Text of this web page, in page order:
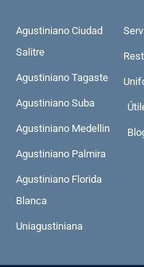
Agustiniano Ciudad
Salitre
Agustiniano Tagaste
Agustiniano Suba
Agustiniano Medellin
Agustiniano Palmira
Agustiniano Florida
Blanca
Uniagustiniana